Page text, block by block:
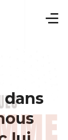
dans